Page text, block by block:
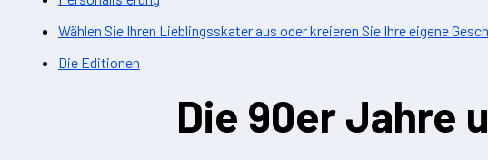
Wählen Sie Ihren Lieblingsskater aus oder kreieren Sie Ihre eigene
Die Editionen
Die 90er Jahre